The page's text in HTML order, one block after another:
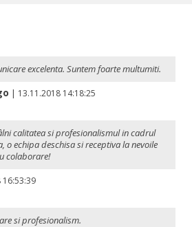
excelenta. Suntem foarte multumiti.
| 13.11.2018 14:18:25
calitatea si profesionalismul in cadrul
o echipa deschisa si receptiva la nevoile
colaborare!
16:53:39
si profesionalism.